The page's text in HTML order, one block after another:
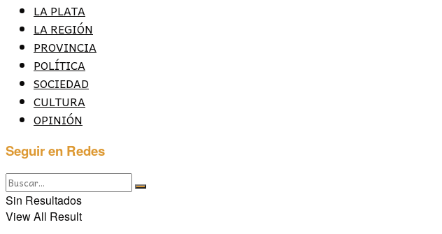
LA PLATA
LA REGIÓN
PROVINCIA
POLÍTICA
SOCIEDAD
CULTURA
OPINIÓN
Seguir en Redes
Sin Resultados
View All Result